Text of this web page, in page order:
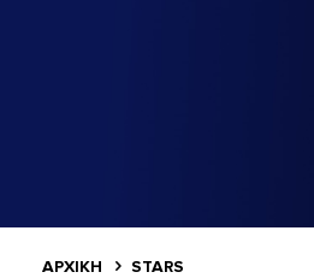
ΑΡΧΙΚΗ STARS